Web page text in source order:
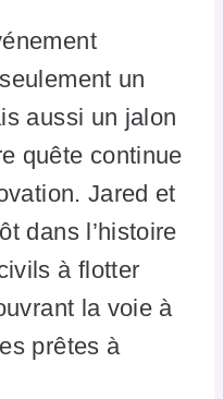
un
aussi un jalon
quête continue
Jared et
dans l’histoire
à flotter
la voie à
prêtes à